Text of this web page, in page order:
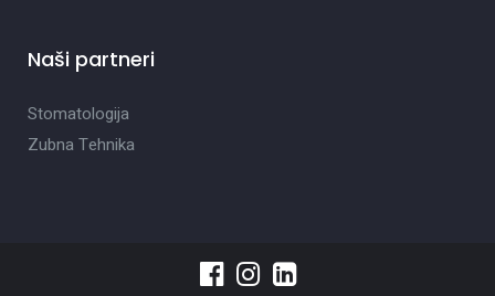
Naši partneri
Stomatologija
Zubna Tehnika